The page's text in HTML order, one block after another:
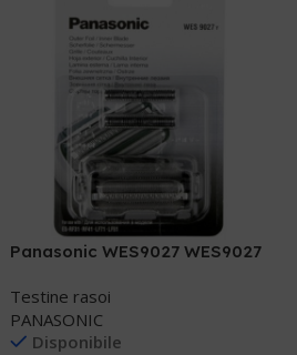
Panasonic WES9027 WES9027
Testine rasoi
PANASONIC
Disponibile